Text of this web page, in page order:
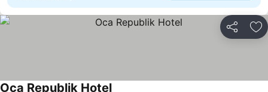
Oca Republik Hotel